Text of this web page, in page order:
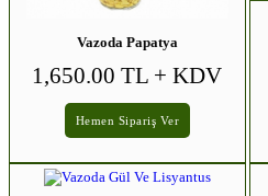
Vazoda Papatya
1,650.00 TL + KDV
Hemen Sipariş Ver